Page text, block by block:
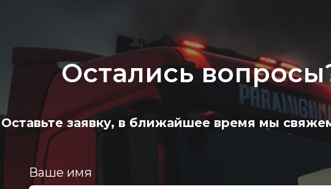
Остались
Оставьте заявку, в ближайшее время мы
Ваше имя